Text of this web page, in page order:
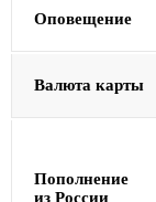
Оповещение
Валюта карты
Пополнение
из России